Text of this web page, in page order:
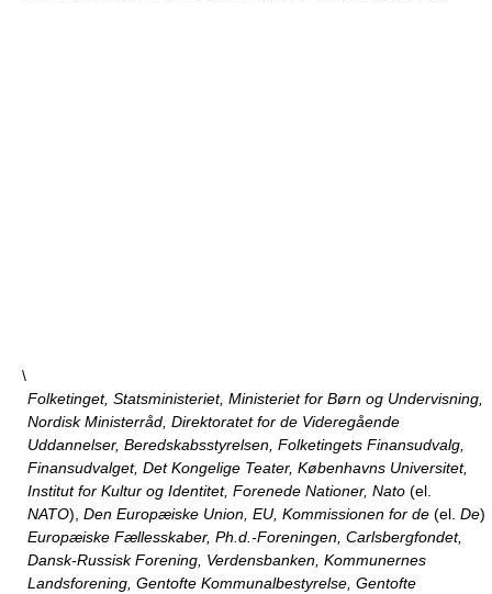
\
Folketinget, Statsministeriet, Ministeriet for Børn og Undervisning,
Nordisk Ministerråd, Direktoratet for de Videregående
Uddannelser, Beredskabsstyrelsen, Folketingets Finansudvalg,
Finansudvalget, Det Kongelige Teater, Københavns Universitet,
Institut for Kultur og Identitet, Forenede Nationer, Nato (el.
NATO), Den Europæiske Union, EU, Kommissionen for de (el. De)
Europæiske Fællesskaber, Ph.d.-Foreningen, Carlsbergfondet,
Dansk-Russisk Forening, Verdensbanken, Kommunernes
Landsforening, Gentofte Kommunalbestyrelse, Gentofte